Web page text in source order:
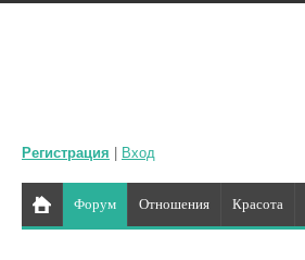
Регистрация Вход
Форум Отношения Красота